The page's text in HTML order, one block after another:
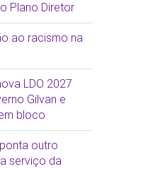
Plano Diretor
ao racismo na
LDO 2027
Gilvan e
bloco
outro
serviço da